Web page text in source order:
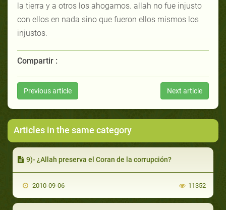
la tierra y a otros los ahogamos. allah no fue injusto
con ellos en nada sino que fueron ellos mismos los
injustos.
Compartir :
Previous article Next article
Articles in the same category
9)- ¿Allah preserva el Coran de la corrupción?
2010-09-06 11352